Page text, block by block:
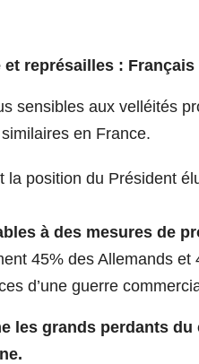
représailles :
sensibles aux velléités
en France.
la position du Président
à des mesures de
45% des Allemands
d’une guerre
les grands perdants